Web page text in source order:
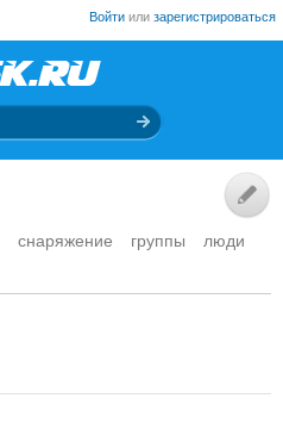
Войти или зарегистрироваться
снаряжение группы
люди